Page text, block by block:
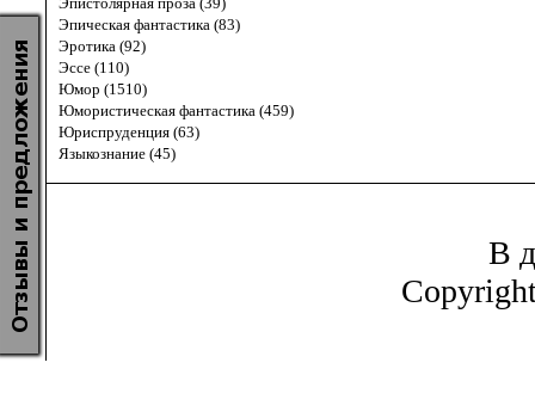
Эпическая фантастика (83)
Эротика (92)
Эссе (110)
Юмор (1510)
Юмористическая фантастика (459)
Юриспруденция (63)
Языкознание (45)
В